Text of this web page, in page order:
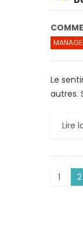
Le
autres.
Lire
1 2